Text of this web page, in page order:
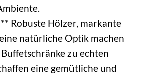
Robuste Hölzer, markante
natürliche Optik machen
zu echten
eine gemütliche und